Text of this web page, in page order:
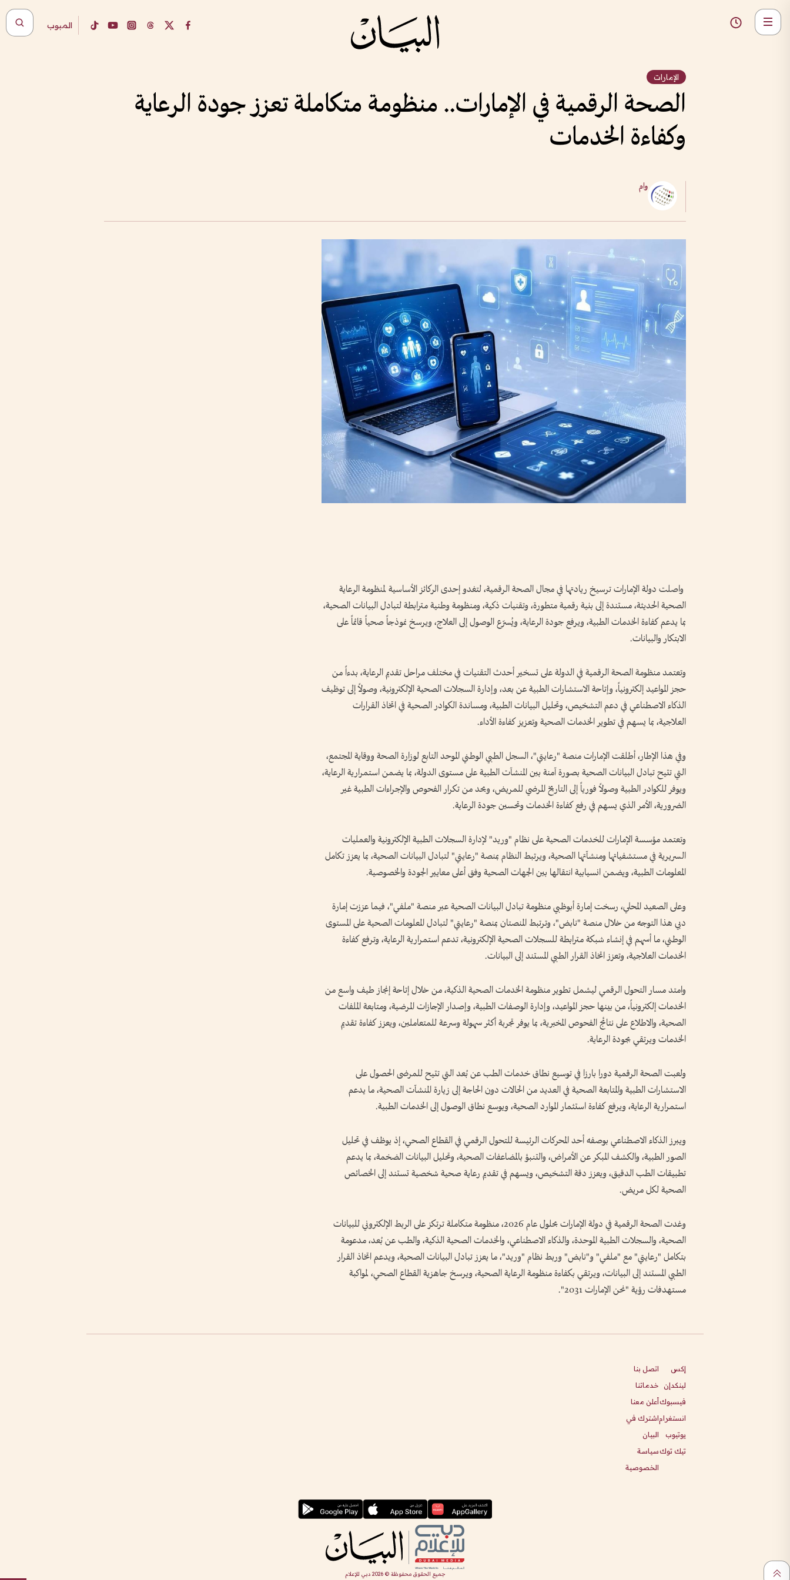
المبوب
الإمارات
الصحة الرقمية في الإمارات.. منظومة متكاملة تعزز جودة الرعاية
وكفاءة الخدمات
وام
واصلت دولة الإمارات ترسيخ ريادتها في مجال الصحة الرقمية، لتغدو إحدى الركائز الأساسية لمنظومة الرعاية
الصحية الحديثة، مستندة إلى بنية رقمية متطورة، وتقنيات ذكية، ومنظومة وطنية مترابطة لتبادل البيانات الصحية،
بما يدعم كفاءة الخدمات الطبية، ويرفع جودة الرعاية، ويُسرّع الوصول إلى العلاج، ويرسخ نموذجاً صحياً قائماً على
الابتكار والبيانات.
وتعتمد منظومة الصحة الرقمية في الدولة على تسخير أحدث التقنيات في مختلف مراحل تقديم الرعاية، بدءاً من
حجز المواعيد إلكترونياً، وإتاحة الاستشارات الطبية عن بعد، وإدارة السجلات الصحية الإلكترونية، وصولاً إلى توظيف
الذكاء الاصطناعي في دعم التشخيص، وتحليل البيانات الطبية، ومساندة الكوادر الصحية في اتخاذ القرارات
العلاجية، بما يسهم في تطوير الخدمات الصحية وتعزيز كفاءة الأداء.
وفي هذا الإطار، أطلقت الإمارات منصة "رعايتي"، السجل الطبي الوطني الموحد التابع لوزارة الصحة ووقاية المجتمع،
التي تتيح تبادل البيانات الصحية بصورة آمنة بين المنشآت الطبية على مستوى الدولة، بما يضمن استمرارية الرعاية،
ويوفر للكوادر الطبية وصولاً فورياً إلى التاريخ المرضي للمريض، ويحد من تكرار الفحوص والإجراءات الطبية غير
الضرورية، الأمر الذي يسهم في رفع كفاءة الخدمات وتحسين جودة الرعاية.
وتعتمد مؤسسة الإمارات للخدمات الصحية على نظام "وريد" لإدارة السجلات الطبية الإلكترونية والعمليات
السريرية في مستشفياتها ومنشآتها الصحية، ويرتبط النظام بمنصة "رعايتي" لتبادل البيانات الصحية، بما يعزز تكامل
المعلومات الطبية، ويضمن انسيابية انتقالها بين الجهات الصحية وفق أعلى معايير الجودة والخصوصية.
وعلى الصعيد المحلي، رسخت إمارة أبوظبي منظومة تبادل البيانات الصحية عبر منصة "ملفي"، فيما عززت إمارة
دبي هذا التوجه من خلال منصة "نابض"، وترتبط المنصتان بمنصة "رعايتي" لتبادل المعلومات الصحية على المستوى
الوطني، ما أسهم في إنشاء شبكة مترابطة للسجلات الصحية الإلكترونية، تدعم استمرارية الرعاية، وترفع كفاءة
الخدمات العلاجية، وتعزز اتخاذ القرار الطبي المستند إلى البيانات.
وامتد مسار التحول الرقمي ليشمل تطوير منظومة الخدمات الصحية الذكية، من خلال إتاحة إنجاز طيف واسع من
الخدمات إلكترونياً، من بينها حجز المواعيد، وإدارة الوصفات الطبية، وإصدار الإجازات المرضية، ومتابعة الملفات
الصحية، والاطلاع على نتائج الفحوص المخبرية، بما يوفر تجربة أكثر سهولة وسرعة للمتعاملين، ويعزز كفاءة تقديم
الخدمات ويرتقي بجودة الرعاية.
ولعبت الصحة الرقمية دورا بارزا في توسيع نطاق خدمات الطب عن بُعد التي تتيح للمرضى الحصول على
الاستشارات الطبية والمتابعة الصحية في العديد من الحالات دون الحاجة إلى زيارة المنشآت الصحية، ما يدعم
استمرارية الرعاية، ويرفع كفاءة استثمار الموارد الصحية، ويوسع نطاق الوصول إلى الخدمات الطبية.
ويبرز الذكاء الاصطناعي بوصفه أحد المحركات الرئيسة للتحول الرقمي في القطاع الصحي، إذ يوظف في تحليل
الصور الطبية، والكشف المبكر عن الأمراض، والتنبؤ بالمضاعفات الصحية، وتحليل البيانات الضخمة، بما يدعم
تطبيقات الطب الدقيق، ويعزز دقة التشخيص، ويسهم في تقديم رعاية صحية شخصية تستند إلى الخصائص
الصحية لكل مريض.
وغدت الصحة الرقمية في دولة الإمارات بحلول عام 2026، منظومة متكاملة ترتكز على الربط الإلكتروني للبيانات
الصحية، والسجلات الطبية الموحدة، والذكاء الاصطناعي، والخدمات الصحية الذكية، والطب عن بُعد، مدعومة
بتكامل "رعايتي" مع "ملفي" و"نابض" وربط نظام "وريد"، ما يعزز تبادل البيانات الصحية، ويدعم اتخاذ القرار
الطبي المستند إلى البيانات، ويرتقي بكفاءة منظومة الرعاية الصحية، ويرسخ جاهزية القطاع الصحي، لمواكبة
مستهدفات رؤية "نحن الإمارات 2031".
إكس
لينكدإن
فيسبوك
انستغرام
يوتيوب
تيك توك
اتصل بنا
خدماتنا
أعلن معنا
اشترك في
البيان
سياسة
الخصوصية
جميع الحقوق محفوظة ©2026 دبي للإعلام